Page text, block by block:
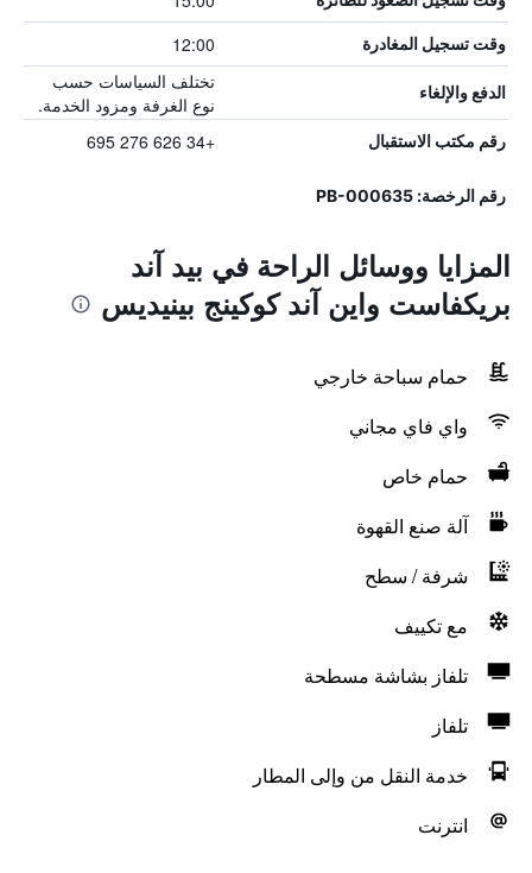
وقت تسجيل المغادرة 12:00
الدفع والإلغاء
تختلف السياسات حسب
نوع الغرفة ومزود الخدمة.
رقم مكتب الاستقبال +34 626 276 695
رقم الرخصة: PB-000635
المزايا ووسائل الراحة في بيد آند
بريكفاست واين آند كوكينج بينيديس
حمام سباحة خارجي
واي فاي مجاني
حمام خاص
آلة صنع القهوة
شرفة / سطح
مع تكييف
تلفاز بشاشة مسطحة
تلفاز
خدمة النقل من وإلى المطار
انترنت